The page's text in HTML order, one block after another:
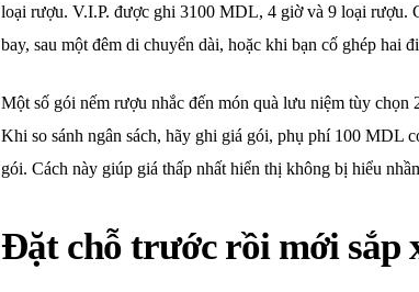
loại rượu. V.I.P. được ghi 3100 MDL, 4 giờ và 9 loại rượu.
bay, sau một đêm di chuyển dài, hoặc khi bạn cố ghép hai
Một số gói nếm rượu nhắc đến món quà lưu niệm tùy
Khi so sánh ngân sách, hãy ghi giá gói, phụ phí 100 MDL
gói. Cách này giúp giá thấp nhất hiển thị không bị hiểu
Đặt chỗ trước rồi mới sắp